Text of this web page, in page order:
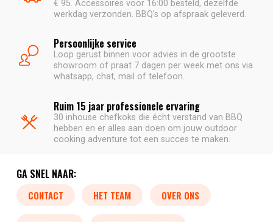
€ 95. Accessoires voor 16:00 besteld, dezelfde
werkdag verzonden. BBQ's op afspraak geleverd.
Persoonlijke service
Loop gerust binnen voor advies in de grootste
showroom of praat 7 dagen per week met ons via
whatsapp, chat, mail of telefoon.
Ruim 15 jaar professionele ervaring
30 inhouse chefkoks die écht verstand van BBQ
hebben en er alles aan doen om jouw outdoor
cooking adventure tot een succes te maken.
GA SNEL NAAR:
CONTACT HET TEAM OVER ONS